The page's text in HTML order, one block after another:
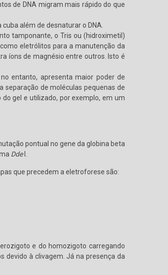
de DNA migram mais rápido do que
além de desnaturar o DNA.
tamponante, o Tris ou (hidroximetil)
eletrólitos para a manutenção da
íons de magnésio entre outros. Isto é
entanto, apresenta maior poder de
separação de moléculas pequenas de
gel e utilizado, por exemplo, em um
pontual no gene da globina beta
Dde
que precedem a eletroforese são:
e do homozigoto carregando
devido à clivagem. Já na presença da